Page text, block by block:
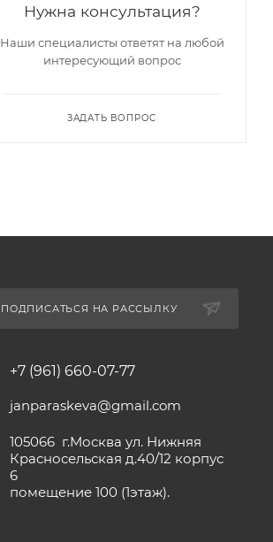
Нужна консультация?
Наши специалисты ответят на любой
интересующий вопрос
ЗАДАТЬ ВОПРОС
ПОДПИСАТЬСЯ НА РАССЫЛКУ
+7 (961) 660-07-77
janparaskeva@gmail.com
105066 г.Москва ул. Нижняя
Красносельская д.40/12 корпус
6
помещение 100 (1этаж).